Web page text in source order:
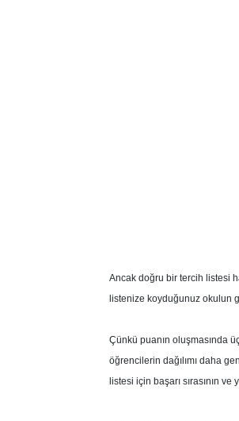
Ancak doğru bir tercih listesi
listenize koyduğunuz okulun
Çünkü puanın oluşmasında
öğrencilerin dağılımı daha
listesi için başarı sırasının